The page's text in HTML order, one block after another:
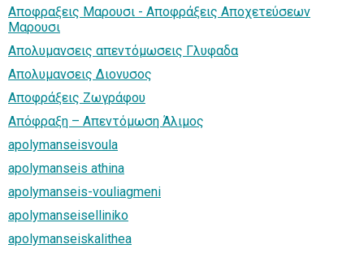
Αποφραξεις Μαρουσι - Αποφράξεις Αποχετεύσεων
Μαρουσι
Απολυμανσεις απεντόμωσεις Γλυφαδα
Απολυμανσεις Διονυσος
Αποφράξεις Ζωγράφου
Απόφραξη – Απεντόμωση Άλιμος
apolymanseisvoula
apolymanseis athina
apolymanseis-vouliagmeni
apolymanseiselliniko
apolymanseiskalithea